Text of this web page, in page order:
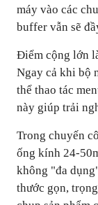
máy vào các
buffer vẫn sẽ
Điểm cộng lớn
Ngay cả khi bộ
thể thao tác
này giúp trải
Trong chuyến
ống kính 24-
không "đa
thước gọn,